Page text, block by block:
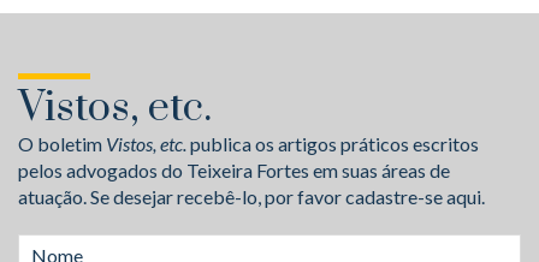
Vistos, etc.
O boletim Vistos, etc.publica os artigos práticos escritos
pelos advogados do Teixeira Fortes em suas áreas de
atuação. Se desejar recebê-lo, por favor cadastre-se aqui.